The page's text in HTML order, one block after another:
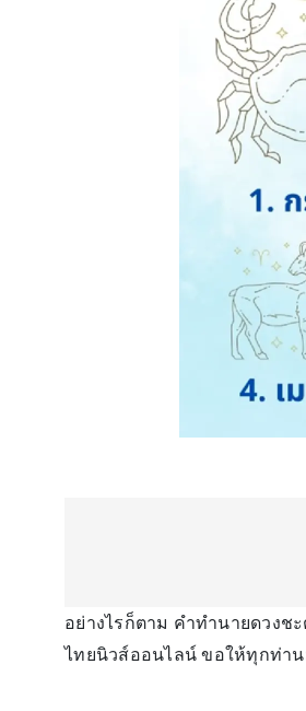
อย่างไรก็ตาม คำทำนายดวงช
ไทยนิวส์ออนไลน์ ขอให้ทุกท่าน